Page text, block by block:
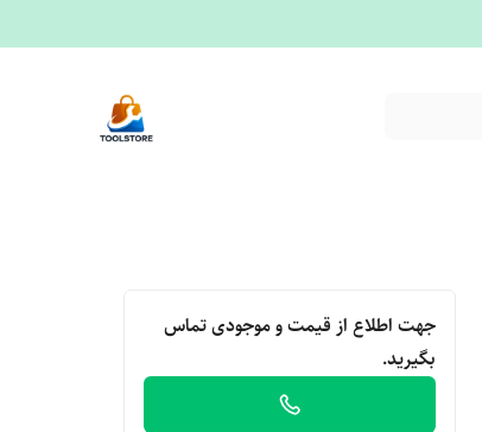
جهت اطلاع از قیمت و موجودی تماس
بگیرید.